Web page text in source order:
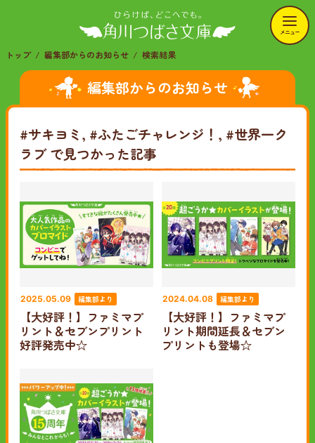
メニュー
トップ 編集部からのお知らせ 検索結果
編集部からのお知らせ
#サキヨミ, #ふたごチャレンジ！, #世界一ク
ラブで見つかった記事
2025.05.09 編集部より
【大好評！】ファミマプ
リント＆セブンプリント
好評発売中☆
2024.04.08 編集部より
【大好評！】ファミマプ
リント期間延長＆セブン
プリントも登場☆